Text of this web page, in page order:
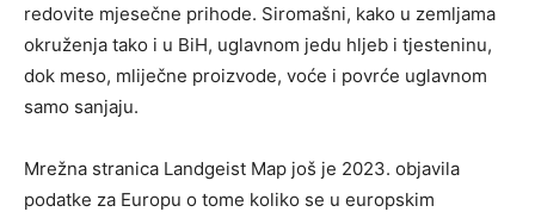
redovite mjesečne prihode. Siromašni, kako u zemljama
okruženja tako i u BiH, uglavnom jedu hljeb i tjesteninu,
dok meso, mliječne proizvode, voće i povrće uglavnom
samo sanjaju.
Mrežna stranica Landgeist Map još je 2023. objavila
podatke za Europu o tome koliko se u europskim